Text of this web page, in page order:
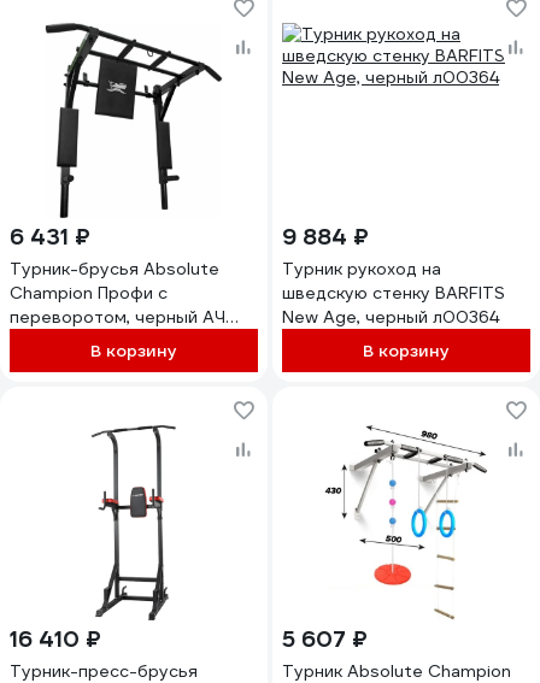
6 431 ₽
Турник-брусья Absolute
Champion Профи с
переворотом, черный АЧ
В корзину
9 884 ₽
Турник рукоход на
шведскую стенку BARFITS
New Age, черный л00364
В корзину
16 410 ₽
Турник-пресс-брусья
5 607 ₽
Турник Absolute Champion